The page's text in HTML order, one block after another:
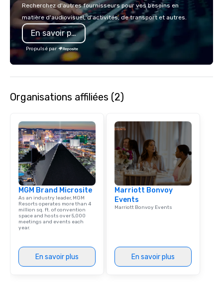
Recherchez d'autres fournisseurs pour vos besoins en
matière d'audiovisuel, d'activités, de transport et autres.
En savoir plus
Propulsé par
Organisations affiliées (2)
MGM Brand Microsite
As an industry leader, MGM
Resorts operates more than 4
million sq. ft. of convention
space and hosts over 5,000
meetings and events each
year.
En savoir plus
Marriott Bonvoy
Events
Marriott Bonvoy Events
En savoir plus